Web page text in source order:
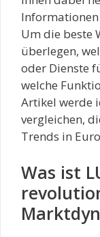
Um die beste
überlegen,
oder Dienste
welche
Artikel werde
vergleichen,
Trends in
Was ist